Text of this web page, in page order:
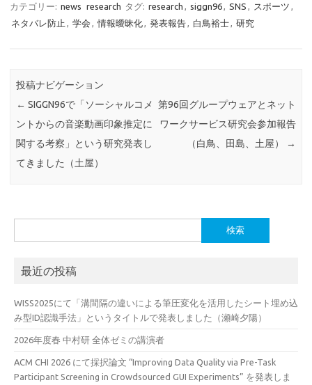
カテゴリー: news research タグ: research , siggn96, SNS , スポーツ ,
ネタバレ防止 , 学会 , 情報曖昧化, 発表報告, 白鳥裕士, 研究
投稿ナビゲーション
← SIGGN96で「ソーシャルコメ
ントからの音楽動画印象推定に
関する考察」という研究発表し
てきました（土屋）
第96回グループウェアとネット
ワークサービス研究会参加報告
（白鳥、田島、土屋）
→
索:
最近の投稿
WISS2025にて「溝間隔の違いによる筆圧変化を活用したシート埋め込
み型ID認識手法」というタイトルで発表しました（瀬崎夕陽）
2026年度春 中村研 全体ゼミの講演者
ACM CHI 2026 にて採択論文 “Improving Data Quality via Pre-Task
Participant Screening in Crowdsourced GUI Experiments” を発表しま